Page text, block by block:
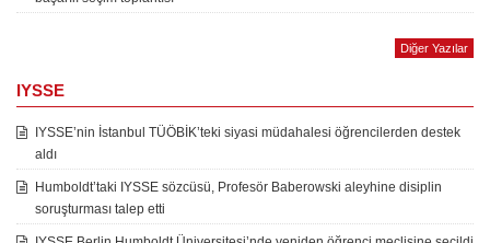
Diğer Yazılar
IYSSE
IYSSE’nin İstanbul TÜÖBİK’teki siyasi müdahalesi öğrencilerden destek
aldı
Humboldt’taki IYSSE sözcüsü, Profesör Baberowski aleyhine disiplin
soruşturması talep etti